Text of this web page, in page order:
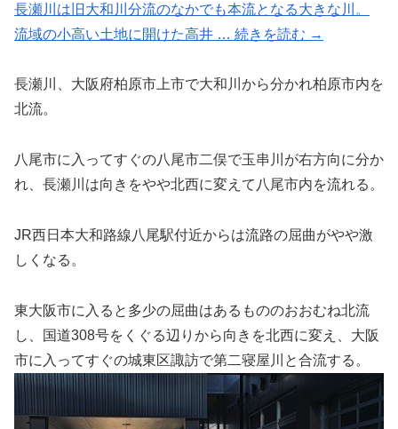
長瀬川は旧大和川分流のなかでも本流となる大きな川。
流域の小高い土地に開けた高井 … 続きを読む →
長瀬川、大阪府柏原市上市で大和川から分かれ柏原市内を
北流。
八尾市に入ってすぐの八尾市二俣で玉串川が右方向に分か
れ、長瀬川は向きをやや北西に変えて八尾市内を流れる。
JR西日本大和路線八尾駅付近からは流路の屈曲がやや激
しくなる。
東大阪市に入ると多少の屈曲はあるもののおおむね北流
し、国道308号をくぐる辺りから向きを北西に変え、大阪
市に入ってすぐの城東区諏訪で第二寝屋川と合流する。